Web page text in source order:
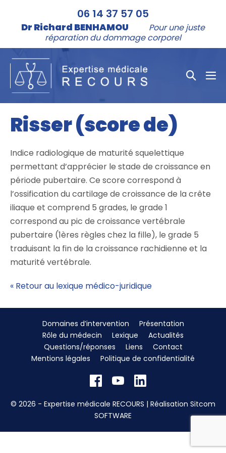
contenu
06 14 37 57 05
Dr Richard BENHAMOU
Pour une juste
réparation du dommage corporel
Risser (score de)
Indice radiologique de maturité squelettique
permettant d’apprécier le stade de croissance en
période pubertaire. Ce score correspond à
l’ossification du cartilage de croissance de la crête
iliaque et comprend 5 grades, le grade 1
correspond au pic de croissance vertébrale
pubertaire (1ères règles chez la fille), le grade 5
traduisant la fin de la croissance rachidienne et la
maturité vertébrale.
« Retour au lexique médico-juridique
Domaines d’intervention
Présentation
Rôle du médecin
Lexique
Actualités
Questions/réponses
Liens
Contact
Mentions légales
Politique de confidentialité
© 2026 - Expertise médicale RECOURS | Réalisation Sitcom
SOFTWARE